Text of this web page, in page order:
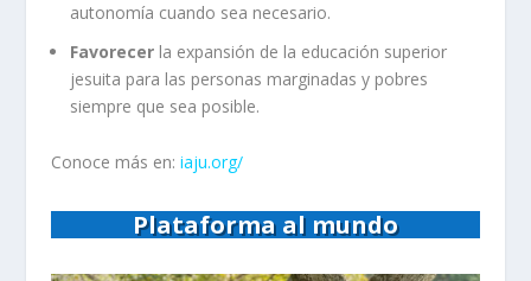
autonomía cuando sea necesario.
Favorecerla expansión de la educación superior
jesuita para las personas marginadas y pobres
siempre que sea posible.
Conoce más en: iaju.org/
Plataforma al mundo